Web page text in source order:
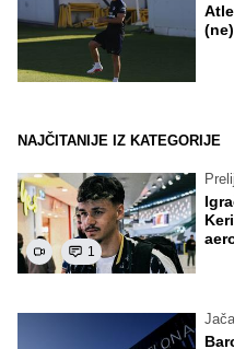
NAJČITANIJE IZ KATEGORIJE
1